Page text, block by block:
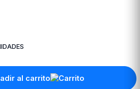
al carrito